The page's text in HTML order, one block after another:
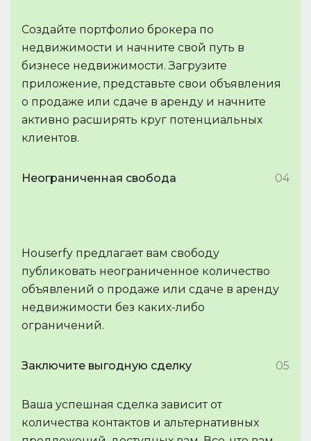
Создайте портфолио брокера по
недвижимости и начните свой путь в
бизнесе недвижимости. Загрузите
приложение, представьте свои объявления
о продаже или сдаче в аренду и начните
активно расширять круг потенциальных
клиентов.
Неограниченная свобода 04
Houserfy предлагает вам свободу
публиковать неограниченное количество
объявлений о продаже или сдаче в аренду
недвижимости без каких-либо
ограничений.
Заключите выгодную сделку 05
Ваша успешная сделка зависит от
количества контактов и альтернативных